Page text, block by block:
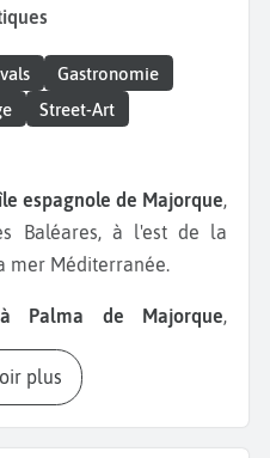
Gastronomie
Street-Art
espagnole de Majorque,
Baléares, à l'est de la
mer Méditerranée.
Palma de Majorque,
Santa María
XIIIème siècle et a été
Non loin de là, vous
de l'Almudaina, une
plus